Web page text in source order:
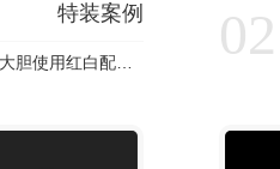
特装案例 02